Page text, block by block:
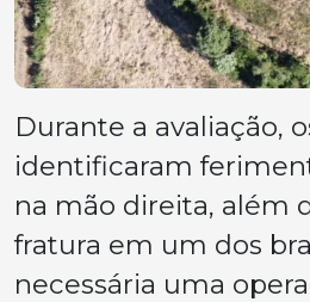
Durante a avaliação,
identificaram
na mão direita, além
fratura em um dos
necessária uma